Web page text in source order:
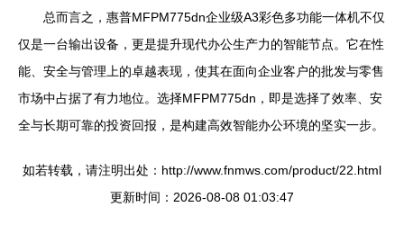
总而言之，惠普MFPM775dn企业级A3彩色多功能一体机不仅
仅是一台输出设备，更是提升现代办公生产力的智能节点。它在性
能、安全与管理上的卓越表现，使其在面向企业客户的批发与零售
市场中占据了有力地位。选择MFPM775dn，即是选择了效率、安
全与长期可靠的投资回报，是构建高效智能办公环境的坚实一步。
如若转载，请注明出处：http://www.fnmws.com/product/22.html
更新时间：2026-08-08 01:03:47